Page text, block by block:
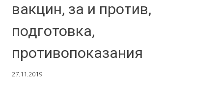
вакцин, за и против,
подготовка,
противопоказания
27.11.2019